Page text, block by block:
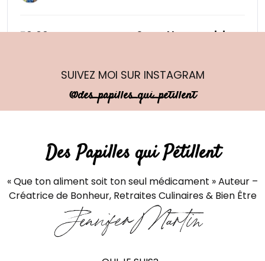
56,00€
SUIVEZ MOI SUR INSTAGRAM
@des_papilles_qui_petillent
Des Papilles qui Pétillent
« Que ton aliment soit ton seul médicament » Auteur –
Créatrice de Bonheur, Retraites Culinaires & Bien Être
Jennifer Martin